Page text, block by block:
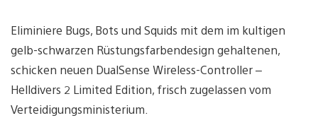
Eliminiere Bugs, Bots und Squids mit dem im kultigen
gelb-schwarzen Rüstungsfarbendesign gehaltenen,
schicken neuen DualSense Wireless-Controller –
Helldivers 2 Limited Edition, frisch zugelassen vom
Verteidigungsministerium.